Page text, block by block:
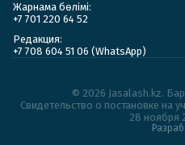
Жарнама бөлімі:
+7 701 220 64 52
Редакция:
+7 708 604 51 06 (WhatsApp)
© 2026 Jasalash.kz.
Cвидетельство о постановке на
28 ноября